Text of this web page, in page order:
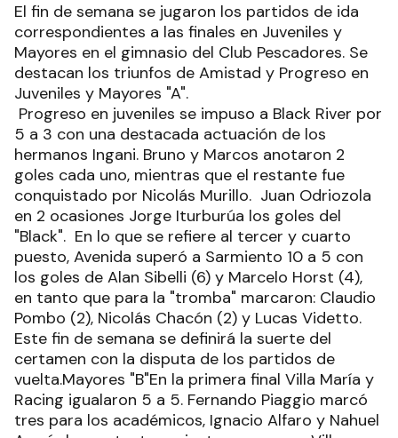
El fin de semana se jugaron los partidos de ida
correspondientes a las finales en Juveniles y
Mayores en el gimnasio del Club Pescadores. Se
destacan los triunfos de Amistad y Progreso en
Juveniles y Mayores "A".
Progreso en juveniles se impuso a Black River por
5 a 3 con una destacada actuación de los
hermanos Ingani. Bruno y Marcos anotaron 2
goles cada uno, mientras que el restante fue
conquistado por Nicolás Murillo. Juan Odriozola
en 2 ocasiones Jorge Iturburúa los goles del
"Black". En lo que se refiere al tercer y cuarto
puesto, Avenida superó a Sarmiento 10 a 5 con
los goles de Alan Sibelli (6) y Marcelo Horst (4),
en tanto que para la "tromba" marcaron: Claudio
Pombo (2), Nicolás Chacón (2) y Lucas Videtto.
Este fin de semana se definirá la suerte del
certamen con la disputa de los partidos de
vuelta.Mayores "B"En la primera final Villa María y
Racing igualaron 5 a 5. Fernando Piaggio marcó
tres para los académicos, Ignacio Alfaro y Nahuel